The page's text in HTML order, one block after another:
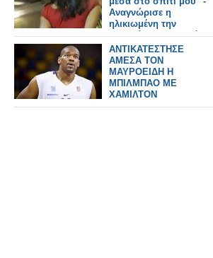
Αναγνώρισε η
ηλικιωμένη την
Βουλγάρα κακοποιό!
ΑΝΤΙΚΑΤΕΣΤΗΣΕ
ΑΜΕΣΑ ΤΟΝ
ΜΑΥΡΟΕΙΔΗ Η
ΜΠΙΛΜΠΑΟ ΜΕ
ΧΑΜΙΛΤΟΝ